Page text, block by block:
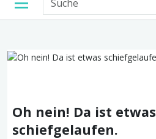
Oh nein! Da ist etwas
schiefgelaufen.